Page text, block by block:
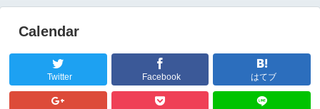
Calendar
Twitter Facebook はてブ